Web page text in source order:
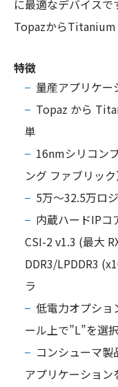
に最適なデバイス
TopazからTitanium
特徴
量産アプリケー
Topaz から
単
16nmシリコン
ング ファブリック
5万～32.5万ロ
内蔵ハードIP
CSI-2 v1.3 (最大
DDR3/LPDDR3
ラ
低電力オプショ
ール上で”L”を選択
コンシューマ
アプリケーション